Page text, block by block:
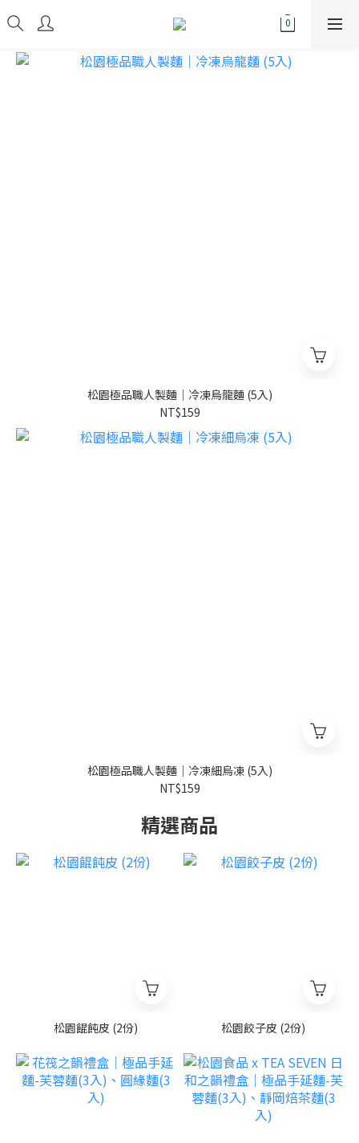
松園極品職人製麵｜冷凍烏龍麵 (5入)
NT$159
松園極品職人製麵｜冷凍細烏凍 (5入)
NT$159
精選商品
松園餛飩皮 (2份) 松園餃子皮 (2份)